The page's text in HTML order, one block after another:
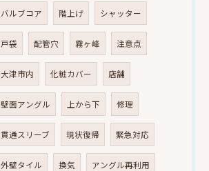
バルブコア 階上げ シャッター
戸袋 配管穴 霧ヶ峰 注意点
大津市内 化粧カバー 店舗
壁面アングル 上から下 修理
貫通スリーブ 現状復帰 緊急対応
外壁タイル 換気 アングル再利用